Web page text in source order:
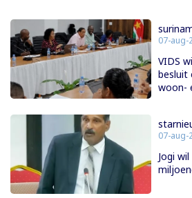
07-aug-
VIDS
besluit
woon-
07-aug-
Jogi